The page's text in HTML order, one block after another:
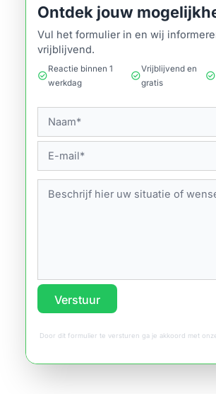
Ontdek jouw
Vul het formulier in en wij
vrijblijvend.
check_circle
Reactie binnen 1
werkdag
check_circle
Vrijblijvend en
gratis
check_circle
Verstuur
Door dit formulier te versturen ga je akkoord met